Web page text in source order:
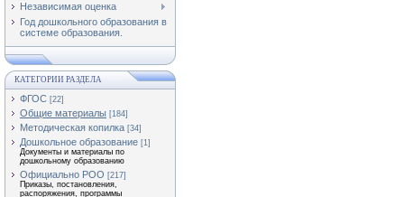
Независимая оценка
Год дошкольного образования в
системе образования.
КАТЕГОРИИ РАЗДЕЛА
ФГОС [22]
Общие материалы [184]
Методическая копилка [34]
Дошкольное образование [1]
Документы и материалы по
дошкольному образованию
Официально РОО [217]
Приказы, постановления,
распоряжения, программы